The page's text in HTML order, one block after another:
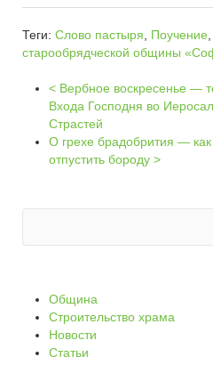
Теги: Слово пастыря Поучение
старообрядческой общины
< Вербное воскресенье —
Входа Господня во
Страстей
О грехе брадобрития — как
отпустить бороду >
Община
Строительство храма
Новости
Статьи